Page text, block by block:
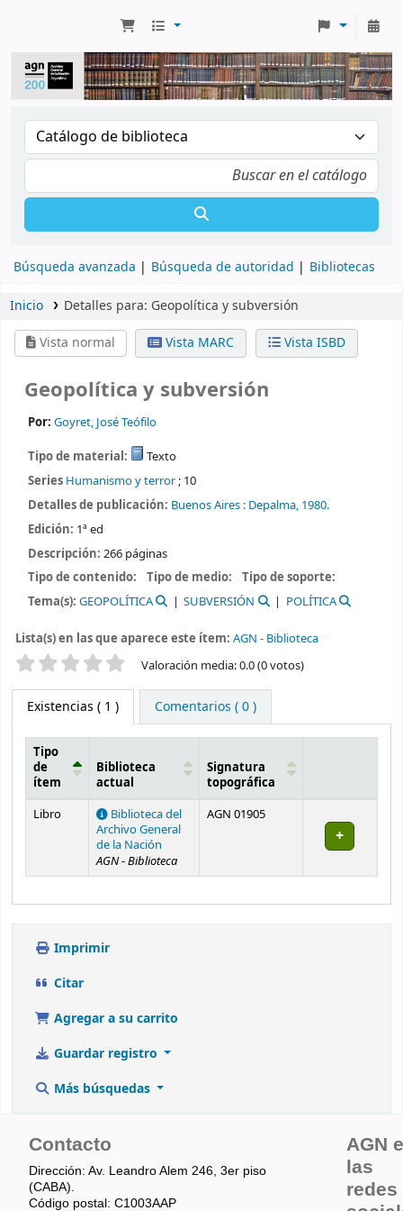
Búsqueda avanzada Búsqueda de autoridad Bibliotecas
Inicio Detalles para: Geopolítica y subversión
Vista normal
Vista MARC Vista ISBD
Geopolítica y subversión
Por: Goyret, José Teófilo
Tipo de material:
Texto
Series Humanismo y terror; 10
Detalles de publicación: Buenos Aires : Depalma, 1980.
Edición: 1ª ed
Descripción: 266 páginas
Tipo de contenido:
Tipo de medio:
Tipo de soporte:
Tema(s): GEOPOLÍTICA SUBVERSIÓN POLÍTICA
Lista(s) en las que aparece este ítem: AGN - Biblioteca
Valoración Valoración media: 0.0 (0 votos)
Existencias ( 1 ) Comentarios ( 0 )
Existencias
Tipo
de
ítem
Biblioteca
actual
Signatura
topográfica
Libro
Biblioteca del
Archivo General
de la Nación
AGN - Biblioteca
AGN 01905
Imprimir
Citar
Agregar a su carrito
Guardar registro
Más búsquedas
Contacto
Dirección: Av. Leandro Alem 246, 3er piso
(CABA).
Código postal: C1003AAP
AGN
las
redes